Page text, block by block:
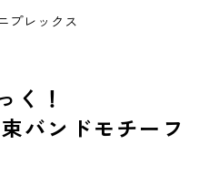
プレックス
く！
バンドモチーフ